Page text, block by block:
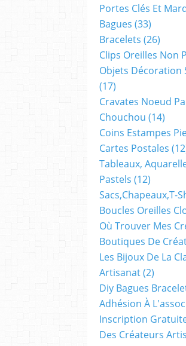
Portes Clés Et
Bagues (33)
Bracelets (26)
Clips Oreilles Non
Objets Décoration
(17)
Cravates Noeud
Chouchou (14)
Coins Estampes
Cartes Postales
Tableaux,
Pastels (12)
Sacs,chapeaux,t-
Boucles Oreilles
Où Trouver Mes
Boutiques De
Les Bijoux De La
Artisanat(2)
Diy Bagues
Adhésion À
Inscription
Des Créateurs